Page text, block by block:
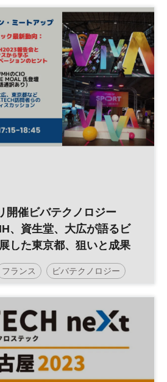
・カンファレンス・シリーズ
レンス・シリーズ
開催ビバテクノロジー
、資生堂、大広が語るビ
した東京都、狙いと成果
フランス ビバテクノロジー
ライン講座
ミートアップ イノベーション
ーメーション 人工知能 経営
ノロジー